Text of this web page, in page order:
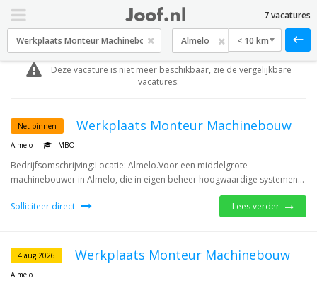
< 10 km
7 vacatures
Deze vacature is niet meer beschikbaar, zie de vergelijkbare
vacatures:
Net binnen Werkplaats Monteur Machinebouw
Almelo MBO
Bedrijfsomschrijving:Locatie: Almelo.Voor een middelgrote
machinebouwer in Almelo, die in eigen beheer hoogwaardige systemen...
Solliciteer direct Lees verder
4 aug 2026 Werkplaats Monteur Machinebouw
Almelo